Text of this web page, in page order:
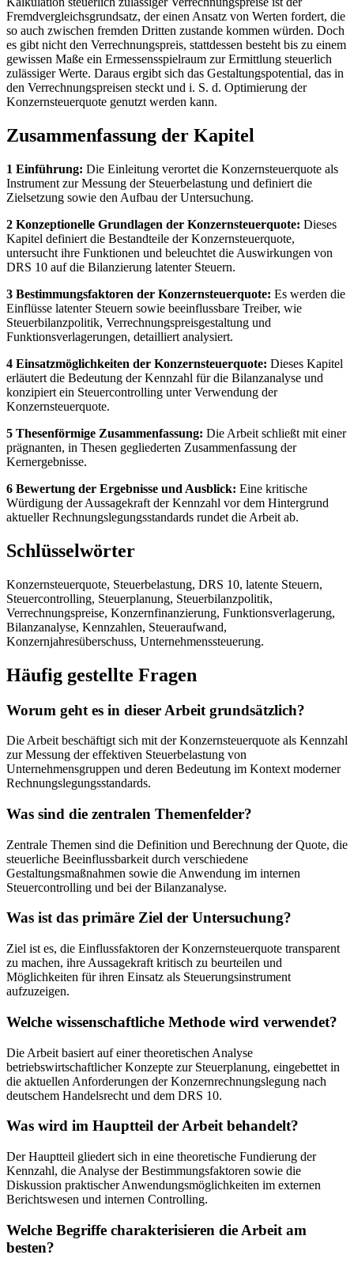
Fremdvergleichsgrundsatz, der einen Ansatz von Werten fordert, die
so auch zwischen fremden Dritten zustande kommen würden. Doch
es gibt nicht den Verrechnungspreis, stattdessen besteht bis zu einem
gewissen Maße ein Ermessensspielraum zur Ermittlung steuerlich
zulässiger Werte. Daraus ergibt sich das Gestaltungspotential, das in
den Verrechnungspreisen steckt und i. S. d. Optimierung der
Konzernsteuerquote genutzt werden kann.
Zusammenfassung der Kapitel
1 Einführung: Die Einleitung verortet die Konzernsteuerquote als
Instrument zur Messung der Steuerbelastung und definiert die
Zielsetzung sowie den Aufbau der Untersuchung.
2 Konzeptionelle Grundlagen der Konzernsteuerquote: Dieses
Kapitel definiert die Bestandteile der Konzernsteuerquote,
untersucht ihre Funktionen und beleuchtet die Auswirkungen von
DRS 10 auf die Bilanzierung latenter Steuern.
3 Bestimmungsfaktoren der Konzernsteuerquote: Es werden die
Einflüsse latenter Steuern sowie beeinflussbare Treiber, wie
Steuerbilanzpolitik, Verrechnungspreisgestaltung und
Funktionsverlagerungen, detailliert analysiert.
4 Einsatzmöglichkeiten der Konzernsteuerquote: Dieses Kapitel
erläutert die Bedeutung der Kennzahl für die Bilanzanalyse und
konzipiert ein Steuercontrolling unter Verwendung der
Konzernsteuerquote.
5 Thesenförmige Zusammenfassung: Die Arbeit schließt mit einer
prägnanten, in Thesen gegliederten Zusammenfassung der
Kernergebnisse.
6 Bewertung der Ergebnisse und Ausblick: Eine kritische
Würdigung der Aussagekraft der Kennzahl vor dem Hintergrund
aktueller Rechnungslegungsstandards rundet die Arbeit ab.
Schlüsselwörter
Konzernsteuerquote, Steuerbelastung, DRS 10, latente Steuern,
Steuercontrolling, Steuerplanung, Steuerbilanzpolitik,
Verrechnungspreise, Konzernfinanzierung, Funktionsverlagerung,
Bilanzanalyse, Kennzahlen, Steueraufwand,
Konzernjahresüberschuss, Unternehmenssteuerung.
Häufig gestellte Fragen
Worum geht es in dieser Arbeit grundsätzlich?
Die Arbeit beschäftigt sich mit der Konzernsteuerquote als Kennzahl
zur Messung der effektiven Steuerbelastung von
Unternehmensgruppen und deren Bedeutung im Kontext moderner
Rechnungslegungsstandards.
Was sind die zentralen Themenfelder?
Zentrale Themen sind die Definition und Berechnung der Quote, die
steuerliche Beeinflussbarkeit durch verschiedene
Gestaltungsmaßnahmen sowie die Anwendung im internen
Steuercontrolling und bei der Bilanzanalyse.
Was ist das primäre Ziel der Untersuchung?
Ziel ist es, die Einflussfaktoren der Konzernsteuerquote transparent
zu machen, ihre Aussagekraft kritisch zu beurteilen und
Möglichkeiten für ihren Einsatz als Steuerungsinstrument
aufzuzeigen.
Welche wissenschaftliche Methode wird verwendet?
Die Arbeit basiert auf einer theoretischen Analyse
betriebswirtschaftlicher Konzepte zur Steuerplanung, eingebettet in
die aktuellen Anforderungen der Konzernrechnungslegung nach
deutschem Handelsrecht und dem DRS 10.
Was wird im Hauptteil der Arbeit behandelt?
Der Hauptteil gliedert sich in eine theoretische Fundierung der
Kennzahl, die Analyse der Bestimmungsfaktoren sowie die
Diskussion praktischer Anwendungsmöglichkeiten im externen
Berichtswesen und internen Controlling.
Welche Begriffe charakterisieren die Arbeit am
besten?